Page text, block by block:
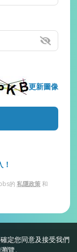
定您同意及接受我們
覽。
更新圖像
的 私隱政策和
細則